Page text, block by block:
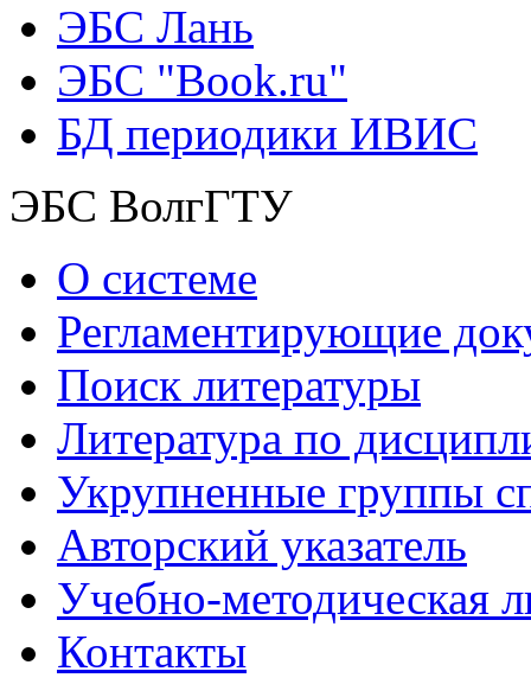
ЭБС Лань
ЭБС "Book.ru"
БД периодики ИВИС
ЭБС ВолгГТУ
О системе
Регламентирующие
Поиск литературы
Литература по
Укрупненные группы
Авторский указатель
Учебно-методическая
Контакты